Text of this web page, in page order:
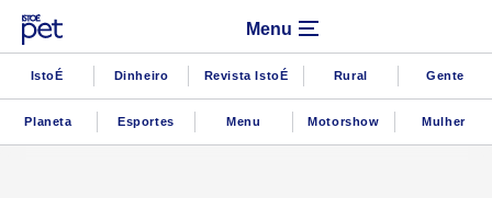
Menu
IstoÉ Dinheiro Revista IstoÉ Rural Gente
Planeta Esportes Menu Motorshow Mulher